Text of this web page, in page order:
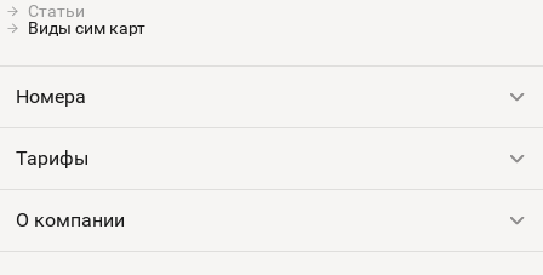
Статьи
Виды сим карт
Номера
Все номера
Тарифы
Выгодные тарифы
О компании